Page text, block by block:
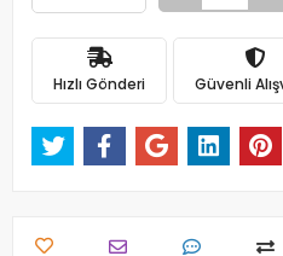
Hızlı Gönderi Güvenli